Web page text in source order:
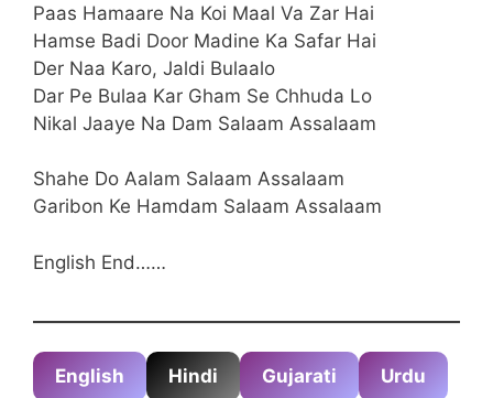
Paas Hamaare Na Koi Maal Va Zar Hai
Hamse Badi Door Madine Ka Safar Hai
Der Naa Karo, Jaldi Bulaalo
Dar Pe Bulaa Kar Gham Se Chhuda Lo
Nikal Jaaye Na Dam Salaam Assalaam
Shahe Do Aalam Salaam Assalaam
Garibon Ke Hamdam Salaam Assalaam
English End……
English Hindi Gujarati Urdu